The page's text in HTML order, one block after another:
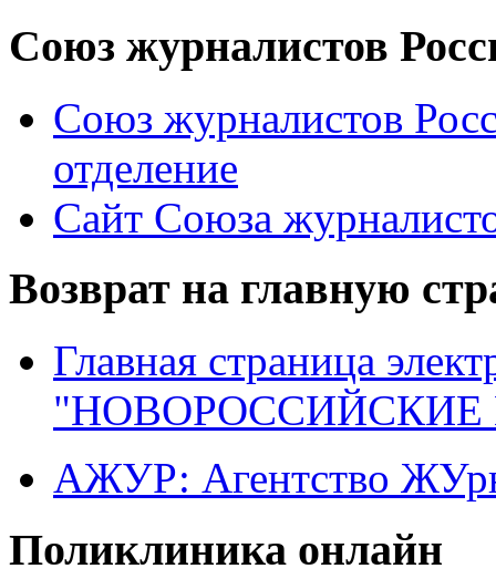
Союз журналистов
Союз журналистов
отделение
Сайт Союза
Возврат на главную
Главная страница
"НОВОРОССИЙСКИЕ
АЖУР: Агентство
Поликлиника онлайн